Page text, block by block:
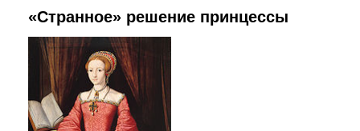
«Странное» решение принцессы